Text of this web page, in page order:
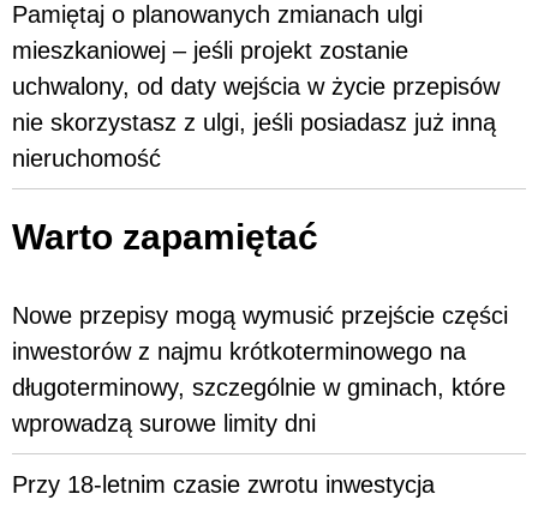
Pamiętaj o planowanych zmianach ulgi
mieszkaniowej – jeśli projekt zostanie
uchwalony, od daty wejścia w życie przepisów
nie skorzystasz z ulgi, jeśli posiadasz już inną
nieruchomość
Warto zapamiętać
Nowe przepisy mogą wymusić przejście części
inwestorów z najmu krótkoterminowego na
długoterminowy, szczególnie w gminach, które
wprowadzą surowe limity dni
Przy 18-letnim czasie zwrotu inwestycja